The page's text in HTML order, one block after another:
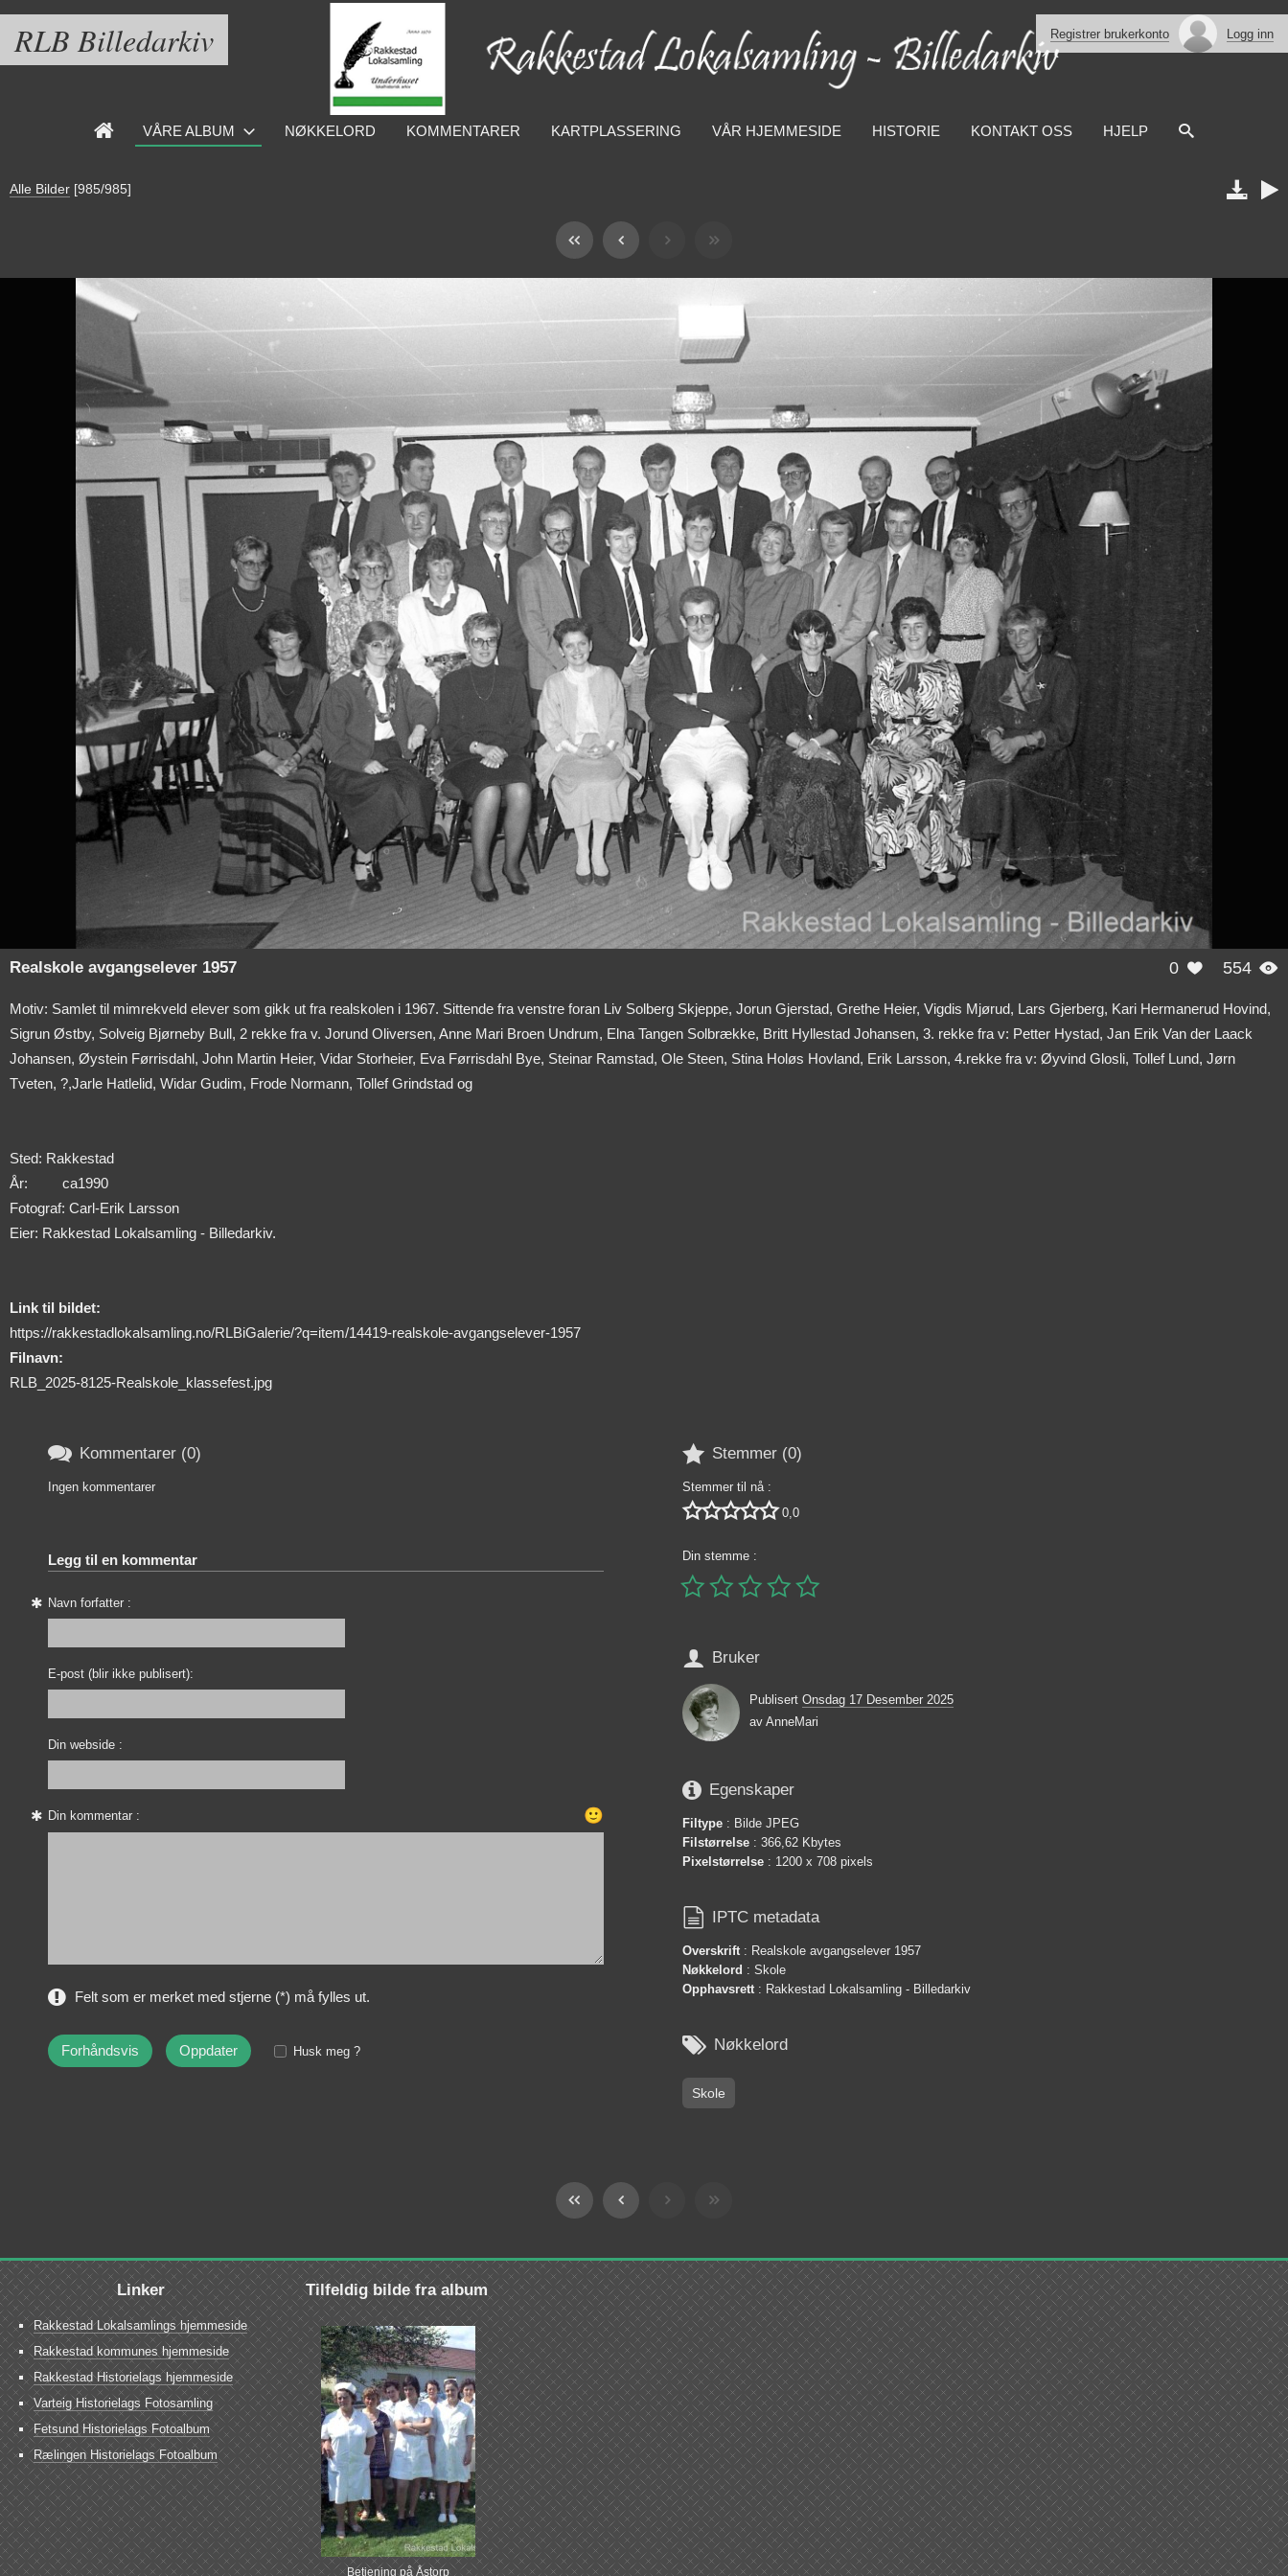
RLB Billedarkiv Registrer brukerkonto Logg inn
VÅRE ALBUM NØKKELORD KOMMENTARER KARTPLASSERING VÅR HJEMMESIDE HISTORIE KONTAKT OSS HJELP
Alle Bilder [985/985]  
0  554 
Realskole avgangselever 1957
Motiv: Samlet til mimrekveld elever som gikk ut fra realskolen i 1967. Sittende fra venstre foran Liv Solberg Skjeppe, Jorun Gjerstad, Grethe Heier, Vigdis Mjørud, Lars Gjerberg, Kari Hermanerud Hovind,
Sigrun Østby, Solveig Bjørneby Bull, 2 rekke fra v. Jorund Oliversen, Anne Mari Broen Undrum, Elna Tangen Solbrække, Britt Hyllestad Johansen, 3. rekke fra v: Petter Hystad, Jan Erik Van der Laack
Johansen, Øystein Førrisdahl, John Martin Heier, Vidar Storheier, Eva Førrisdahl Bye, Steinar Ramstad, Ole Steen, Stina Holøs Hovland, Erik Larsson, 4.rekke fra v: Øyvind Glosli, Tollef Lund, Jørn
Tveten, ?,Jarle Hatlelid, Widar Gudim, Frode Normann, Tollef Grindstad og
Sted: Rakkestad
År:
ca1990
Fotograf: Carl-Erik Larsson
Eier: Rakkestad Lokalsamling - Billedarkiv.
Link til bildet:
https://rakkestadlokalsamling.no/RLBiGalerie/?q=item/14419-realskole-avgangselever-1957
Filnavn:
RLB_2025-8125-Realskole_klassefest.jpg
 Stemmer (0)
Stemmer til nå :
 0,0
Din stemme :

 Bruker
Publisert Onsdag 17 Desember 2025
av AnneMari
 Egenskaper
Filtype : Bilde JPEG
Filstørrelse : 366,62 Kbytes
Pixelstørrelse : 1200 x 708 pixels
 IPTC metadata
Overskrift : Realskole avgangselever 1957
Nøkkelord : Skole
Opphavsrett : Rakkestad Lokalsamling - Billedarkiv
 Nøkkelord
Skole
 Kommentarer (0)
Ingen kommentarer
Legg til en kommentar
Navn forfatter :
E-post (blir ikke publisert):
Din webside :
Din kommentar : 🙂
Felt som er merket med stjerne (*) må fylles ut.
Husk meg ?
Linker
Rakkestad Lokalsamlings hjemmeside
Rakkestad kommunes hjemmeside
Rakkestad Historielags hjemmeside
Varteig Historielags Fotosamling
Fetsund Historielags Fotoalbum
Rælingen Historielags Fotoalbum
Tilfeldig bilde fra album
Betjening på Åstorp